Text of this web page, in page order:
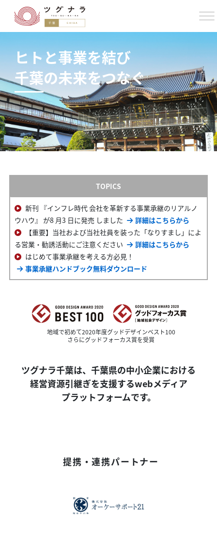
ヒトと事業を結び
千葉の未来をつなぐ
TOPICS
新刊 『インフレ時代 会社を革新する事業承継のリアルノ
ウハウ』 が8 月3 日に発売 しました
詳細はこちらから
【重要】当社および当社社員を装った「なりすまし」によ
る営業・勧誘活動にご注意ください
詳細はこちらから
はじめて事業承継を考える方必見！
事業承継ハンドブック無料ダウンロード
地域で初めて2020年度グッドデザインベスト100
さらにグッドフォーカス賞を受賞
ツグナラ千葉は、 千葉県の中小企業における
経営資源引継ぎを支援するwebメディア
プラットフォームです。
提携・連携パートナー